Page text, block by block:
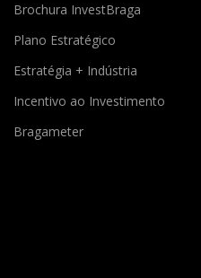
Brochura InvestBraga
Plano Estratégico
Estratégia + Indústria
Incentivo ao Investimento
Bragameter